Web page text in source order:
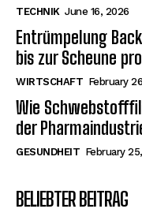
TECHNIK June 16, 2026
Entrümpelung
bis zur Scheune
WIRTSCHAFT February
Wie
der
GESUNDHEIT February
BELIEBTER BEITRAG